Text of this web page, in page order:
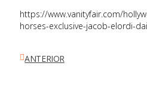
https://www.vanityfair.com/
horses-exclusive-jacob-elordi-
ANTERIOR